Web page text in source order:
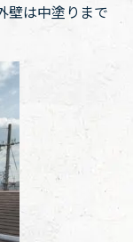
壁は中塗りまで